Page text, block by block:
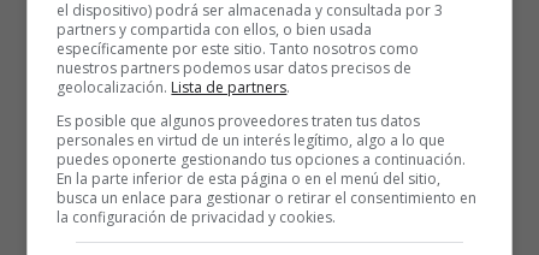
1/2 cucharadita de ralladura de naranja.
Pimienta negra al gusto.
100 ml de aceite de oliva.
Pan pita para acompañar.
👩‍🍳 Una vez que tengas todos los ingredientes a mano,
comienza colocando los quesos y la mayonesa en un bol.
Utiliza una batidora para mezclarlos hasta obtener una
consistencia suave y emulsionada. Este paso es crucial
el dispositivo) podrá ser almacenada y consultada por 3
partners y compartida con ellos, o bien usada
específicamente por este sitio. Tanto nosotros como
nuestros partners podemos usar datos precisos de
geolocalización. Lista de partners.
Es posible que algunos proveedores traten tus datos
personales en virtud de un interés legítimo, algo a lo que
puedes oponerte gestionando tus opciones a continuación.
En la parte inferior de esta página o en el menú del sitio,
busca un enlace para gestionar o retirar el consentimiento en
la configuración de privacidad y cookies.